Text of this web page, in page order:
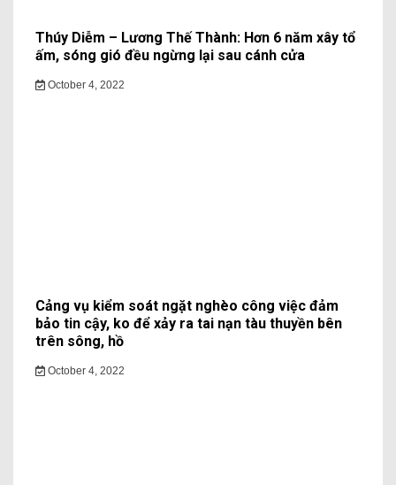
Thúy Diễm – Lương Thế Thành: Hơn 6 năm xây tổ
ấm, sóng gió đều ngừng lại sau cánh cửa
October 4, 2022
Cảng vụ kiểm soát ngặt nghèo công việc đảm
bảo tin cậy, ko để xảy ra tai nạn tàu thuyền bên
trên sông, hồ
October 4, 2022